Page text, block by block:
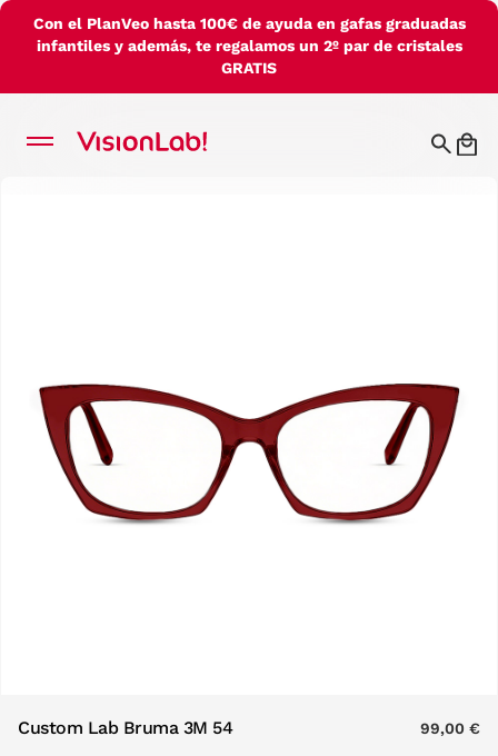
Con el PlanVeo hasta 100€ de ayuda en gafas graduadas
infantiles y además, te regalamos un 2º par de cristales
GRATIS
Custom Lab Bruma 3M 54 99,00 €